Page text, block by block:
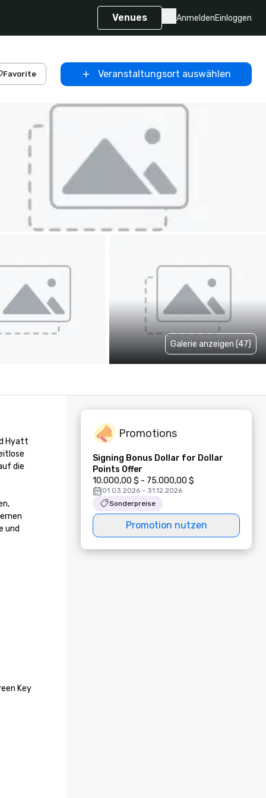
Venues AnmeldenEinloggen
Favorite Veranstaltungsort auswählen
Galerie anzeigen (47)
Hyatt
die
und
Key
Promotions
Signing Bonus Dollar for Dollar
Points Offer
10.000,00 $ - 75.000,00 $
01.03.2026 - 31.12.2026
Sonderpreise
Promotion nutzen